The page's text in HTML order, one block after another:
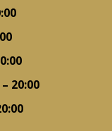
20:00